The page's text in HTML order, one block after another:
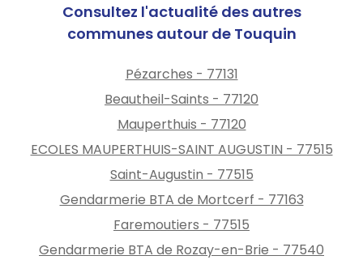
Consultez l'actualité des autres
communes autour de Touquin
Pézarches - 77131
Beautheil-Saints - 77120
Mauperthuis - 77120
ECOLES MAUPERTHUIS-SAINT AUGUSTIN - 77515
Saint-Augustin - 77515
Gendarmerie BTA de Mortcerf - 77163
Faremoutiers - 77515
Gendarmerie BTA de Rozay-en-Brie - 77540